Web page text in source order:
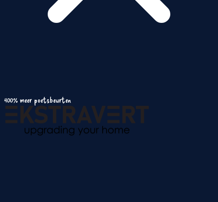
400% meer poetsbeurten